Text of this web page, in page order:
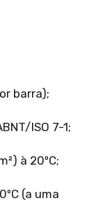
barra);
ISO 7-1;
à 20ºC;
(a uma